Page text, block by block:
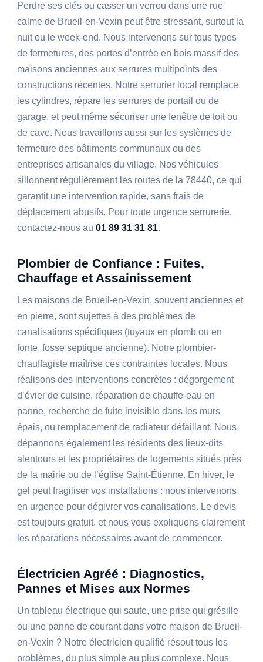
Perdre ses clés ou casser un verrou dans une rue
calme de Brueil-en-Vexin peut être stressant, surtout la
nuit ou le week-end. Nous intervenons sur tous types
de fermetures, des portes d’entrée en bois massif des
maisons anciennes aux serrures multipoints des
constructions récentes. Notre serrurier local remplace
les cylindres, répare les serrures de portail ou de
garage, et peut même sécuriser une fenêtre de toit ou
de cave. Nous travaillons aussi sur les systèmes de
fermeture des bâtiments communaux ou des
entreprises artisanales du village. Nos véhicules
sillonnent régulièrement les routes de la 78440, ce qui
garantit une intervention rapide, sans frais de
déplacement abusifs. Pour toute urgence serrurerie,
contactez-nous au01 89 31 31 81.
Plombier de Confiance : Fuites,
Chauffage et Assainissement
Les maisons de Brueil-en-Vexin, souvent anciennes et
en pierre, sont sujettes à des problèmes de
canalisations spécifiques (tuyaux en plomb ou en
fonte, fosse septique ancienne). Notre plombier-
chauffagiste maîtrise ces contraintes locales. Nous
réalisons des interventions concrètes : dégorgement
d’évier de cuisine, réparation de chauffe-eau en
panne, recherche de fuite invisible dans les murs
épais, ou remplacement de radiateur défaillant. Nous
dépannons également les résidents des lieux-dits
alentours et les propriétaires de logements situés près
de la mairie ou de l’église Saint-Étienne. En hiver, le
gel peut fragiliser vos installations : nous intervenons
en urgence pour dégivrer vos canalisations. Le devis
est toujours gratuit, et nous vous expliquons clairement
les réparations nécessaires avant de commencer.
Électricien Agréé : Diagnostics,
Pannes et Mises aux Normes
Un tableau électrique qui saute, une prise qui grésille
ou une panne de courant dans votre maison de Brueil-
en-Vexin ? Notre électricien qualifié résout tous les
problèmes, du plus simple au plus complexe. Nous